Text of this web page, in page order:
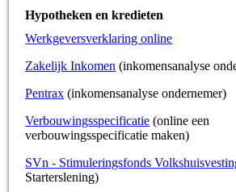
Hypotheken en kredieten
Werkgeversverklaring online
Zakelijk Inkomen (inkomensanalyse
Pentrax (inkomensanalyse ondernemer)
Verbouwingsspecificatie (online een
verbouwingsspecificatie maken)
SVn - Stimuleringsfonds
Starterslening)